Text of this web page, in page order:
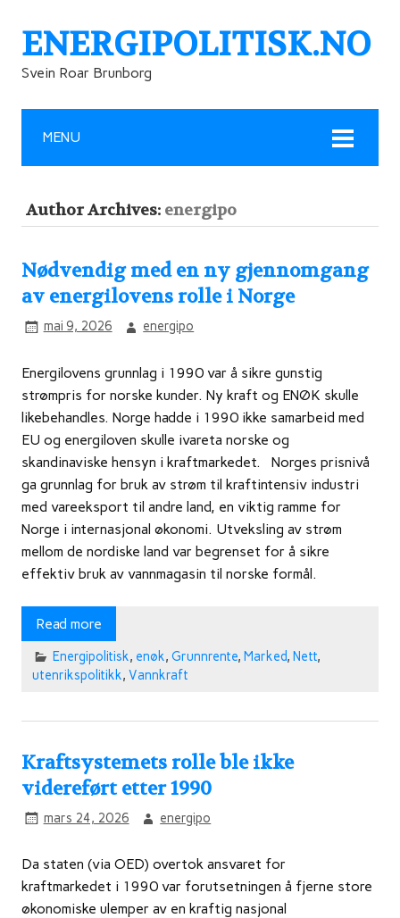
ENERGIPOLITISK.NO
Svein Roar Brunborg
MENU
Author Archives: energipo
Nødvendig med en ny gjennomgang
av energilovens rolle i Norge
mai 9, 2026 energipo
Energilovens grunnlag i 1990 var å sikre gunstig
strømpris for norske kunder. Ny kraft og ENØK skulle
likebehandles. Norge hadde i 1990 ikke samarbeid med
EU og energiloven skulle ivareta norske og
skandinaviske hensyn i kraftmarkedet. Norges prisnivå
ga grunnlag for bruk av strøm til kraftintensiv industri
med vareeksport til andre land, en viktig ramme for
Norge i internasjonal økonomi. Utveksling av strøm
mellom de nordiske land var begrenset for å sikre
effektiv bruk av vannmagasin til norske formål.
Read more
Energipolitisk, enøk, Grunnrente, Marked, Nett,
utenrikspolitikk, Vannkraft
Kraftsystemets rolle ble ikke
videreført etter 1990
mars 24, 2026 energipo
Da staten (via OED) overtok ansvaret for
kraftmarkedet i 1990 var forutsetningen å fjerne store
økonomiske ulemper av en kraftig nasjonal